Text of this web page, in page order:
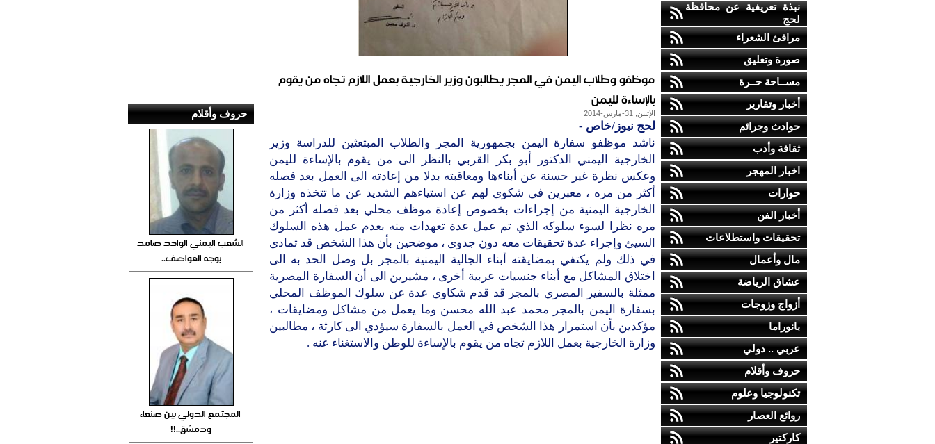
نبذة تعريفية عن محافظة
لحج
مرافئ الشعراء
صورة وتعليق
مســاحة حــرة
أخبار وتقارير
حوادث وجرائم
ثقافة وأدب
اخبار المهجر
حوارات
أخبار الفن
تحقيقات واستطلاعات
مال وأعمال
عشاق الرياضة
أزواج وزوجات
بانوراما
عربي .. دولي
حروف وأقلام
تكنولوجيا وعلوم
روائع العصار
كاركتير
موظفو وطلاب اليمن في المجر يطالبون وزير الخارجية بعمل اللازم تجاه من يقوم
بالإساءة لليمن
الإثنين, 31-مارس-2014
لحج نيوز/خاص -
ناشد موظفو سفارة اليمن بجمهورية المجر والطلاب المبتعثين للدراسة وزير
الخارجية اليمني الدكتور أبو بكر القربي بالنظر الى من يقوم بالإساءة لليمن
وعكس نظرة غير حسنة عن أبناءها ومعاقبته بدلا من إعادته الى العمل بعد فصله
أكثر من مره ، معبرين في شكوى لهم عن استياءهم الشديد عن ما تتخذه وزارة
الخارجية اليمنية من إجراءات بخصوص إعادة موظف محلي بعد فصله أكثر من
مره نظرا لسوء سلوكه الذي تم عمل عدة تعهدات منه بعدم عمل هذه السلوك
السيئ وإجراء عدة تحقيقات معه دون جدوى ، موضحين بأن هذا الشخص قد تمادى
في ذلك ولم يكتفي بمضايقته أبناء الجالية اليمنية بالمجر بل وصل الحد به الى
اختلاق المشاكل مع أبناء جنسيات عربية أخرى ، مشيرين الى أن السفارة المصرية
ممثلة بالسفير المصري بالمجر قد قدم شكاوي عدة عن سلوك الموظف المحلي
بسفارة اليمن بالمجر محمد عبد الله محسن وما يعمل من مشاكل ومضايقات ،
مؤكدين بأن استمرار هذا الشخص في العمل بالسفارة سيؤدي الى كارثة ، مطالبين
وزارة الخارجية بعمل اللازم تجاه من يقوم بالإساءة للوطن والاستغناء عنه .
حروف وأقلام
الشعب اليمني الواحد صامد
بوجه العواصف..
المجتمع الدولي بين صنعاء
ودمشق..!!